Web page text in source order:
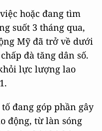
hoặc đang tìm
suốt 3 tháng qua,
Mỹ đã trở về dưới
đà tăng dân số.
lực lượng lao
đang góp phần gây
động, từ làn sóng